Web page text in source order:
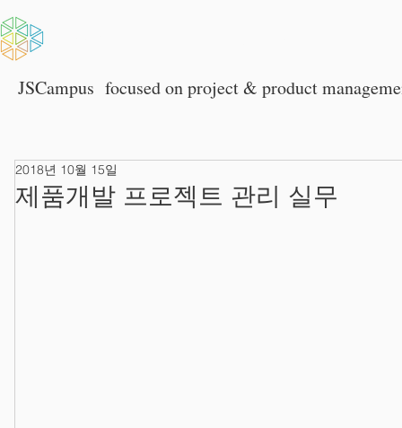
JSCampus focused on project & product
제품개발 프로젝트 관리 실무
2018년 10월 15일